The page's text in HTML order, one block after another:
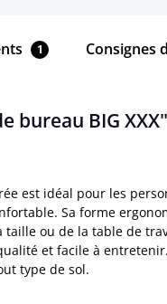
1 Consignes
bureau BIG XXX"
est idéal pour les
Sa forme
ou de la table de
et facile à
type de sol.